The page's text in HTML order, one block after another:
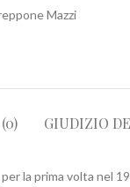
Mazzi
GIUDIZIO
la prima volta nel